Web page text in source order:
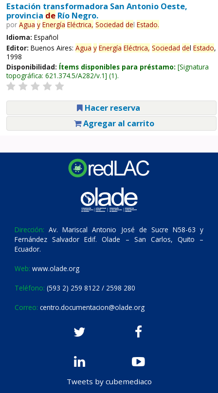
Estación transformadora San Antonio Oeste,
provincia deRío Negro.
por Agua y Energía Eléctrica, Sociedad del Estado.
Idioma: Español
Editor: Buenos Aires: Agua y Energía Eléctrica, Sociedad del Estado,
1998
Disponibilidad: Ítems disponibles para préstamo: Signatura
topográfica: 621.374.5/A282/v.1 (1).
Hacer reserva
Agregar al carrito
Dirección: Av. Mariscal Antonio José de Sucre N58-63 y
Fernández Salvador Edif. Olade – San Carlos, Quito –
Ecuador.
Web: www.olade.org
Teléfono: (593 2) 259 8122 / 2598 280
Correo: centro.documentacion@olade.org
Tweets by cubemediaco